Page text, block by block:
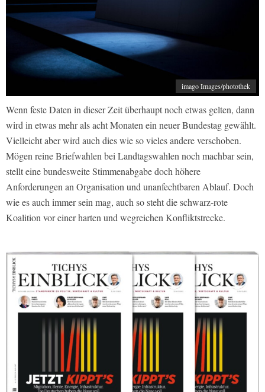
imago Images/photothek
Wenn feste Daten in dieser Zeit überhaupt noch etwas gelten, dann
wird in etwas mehr als acht Monaten ein neuer Bundestag gewählt.
Vielleicht aber wird auch dies wie so vieles andere verschoben.
Mögen reine Briefwahlen bei Landtagswahlen noch machbar sein,
stellt eine bundesweite Stimmenabgabe doch höhere
Anforderungen an Organisation und unanfechtbaren Ablauf. Doch
wie es auch immer sein mag, auch so steht die schwarz-rote
Koalition vor einer harten und wegreichen Konfliktstrecke.